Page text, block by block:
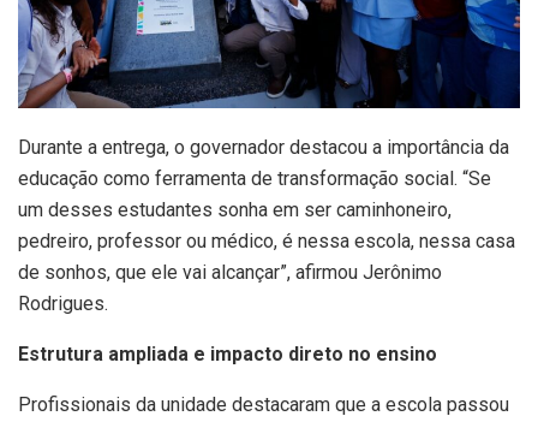
Durante a entrega, o governador destacou a importância da
educação como ferramenta de transformação social. “Se
um desses estudantes sonha em ser caminhoneiro,
pedreiro, professor ou médico, é nessa escola, nessa casa
de sonhos, que ele vai alcançar”, afirmou Jerônimo
Rodrigues.
Estrutura ampliada e impacto direto no ensino
Profissionais da unidade destacaram que a escola passou